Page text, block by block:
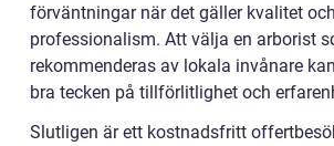
förväntningar när det gäller kvalitet och
professionalism. Att välja en arborist
rekommenderas av lokala invånare
bra tecken på tillförlitlighet och
Slutligen är ett kostnadsfritt